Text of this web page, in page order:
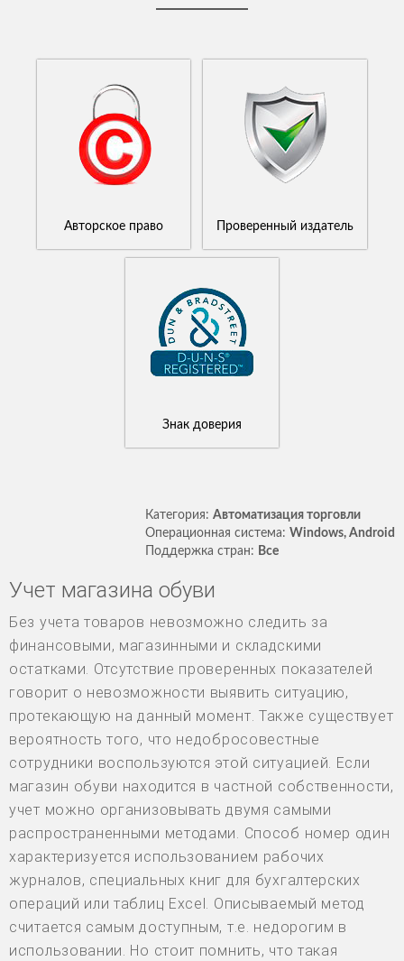
Авторское право Проверенный издатель
Знак доверия
Категория: Автоматизация торговли
Операционная система: Windows, Android
Поддержка стран: Все
Учет магазина обуви
Без учета товаров невозможно следить за
финансовыми, магазинными и складскими
остатками. Отсутствие проверенных показателей
говорит о невозможности выявить ситуацию,
протекающую на данный момент. Также существует
вероятность того, что недобросовестные
сотрудники воспользуются этой ситуацией. Если
магазин обуви находится в частной собственности,
учет можно организовывать двумя самыми
распространенными методами. Способ номер один
характеризуется использованием рабочих
журналов, специальных книг для бухгалтерских
операций или таблиц Excel. Описываемый метод
считается самым доступным, т.е. недорогим в
использовании. Но стоит помнить, что такая